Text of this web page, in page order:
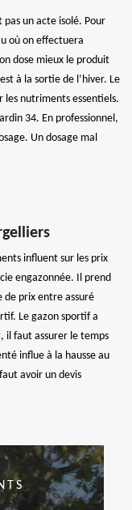
un acte isolé. Pour
où on effectuera
dose mieux le produit
à la sortie de l’hiver. Le
nutriments essentiels.
34. En professionnel,
Un dosage mal
influent sur les prix
engazonnée. Il prend
de prix entre assuré
Le gazon sportif a
il faut assurer le temps
influe à la hausse au
avoir un devis